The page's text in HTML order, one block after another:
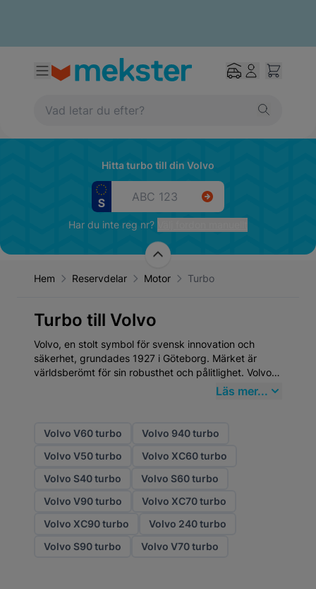
Hitta turbo till din Volvo
Har du inte reg nr?
Hem Reservdelar Motor Turbo
Turbo till Volvo
Volvo, en stolt symbol för svensk innovation och
säkerhet, grundades 1927 i Göteborg. Märket är
världsberömt för sin robusthet och pålitlighet. Volvo
är inte bara en bil; det är en del av den svenska
din Volvo fortsätter att prestera på toppnivå. Visste
generöst gav bort patentet för att rädda liv världen
Läs mer...
Volvo V60 turbo
Volvo 940 turbo
Volvo V50 turbo
Volvo XC60 turbo
Volvo S40 turbo
Volvo S60 turbo
Volvo V90 turbo
Volvo XC70 turbo
Volvo XC90 turbo
Volvo 240 turbo
Volvo S90 turbo
Volvo V70 turbo